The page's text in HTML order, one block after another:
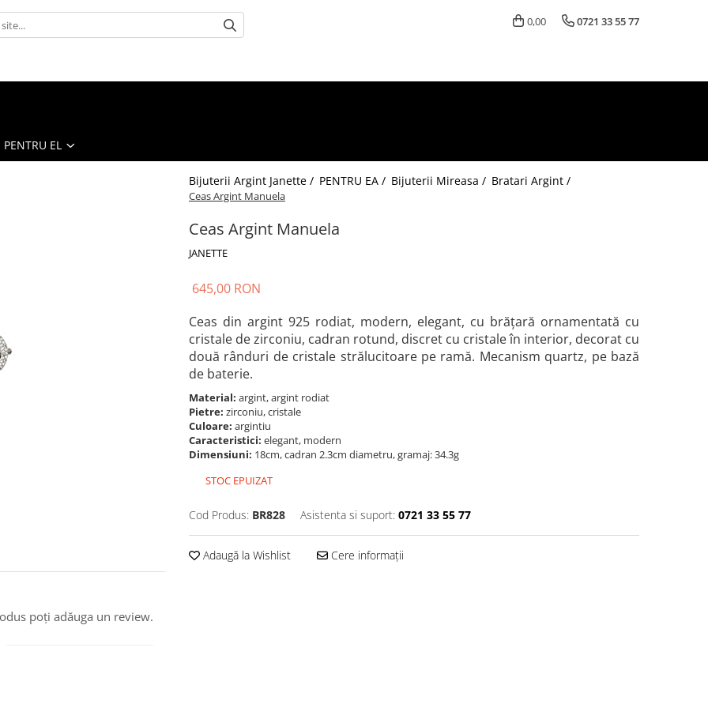
0,00 0721 33 55 77
PENTRU EL
Bijuterii Argint Janette / PENTRU EA / Bijuterii Mireasa / Bratari Argint /
Ceas Argint Manuela
Ceas Argint Manuela
JANETTE
645,00 RON
Ceas din argint 925 rodiat, modern, elegant, cu brățară ornamentată cu
cristale de zirconiu, cadran rotund, discret cu cristale în interior, decorat cu
două rânduri de cristale strălucitoare pe ramă. Mecanism quartz, pe bază
de baterie.
Material: argint, argint rodiat
Pietre: zirconiu, cristale
Culoare: argintiu
Caracteristici: elegant, modern
Dimensiuni: 18cm, cadran 2.3cm diametru, gramaj: 34.3g
STOC EPUIZAT
Cod Produs: BR828 Asistenta si suport: 0721 33 55 77
Adaugă la Wishlist Cere informații
poți adăuga un review.